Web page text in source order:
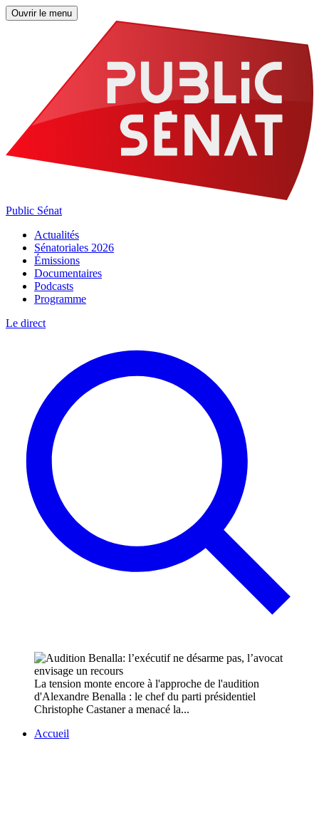
Ouvrir le menu
Public Sénat
Actualités
Sénatoriales 2026
Émissions
Documentaires
Podcasts
Programme
Le direct
La tension monte encore à l'approche de l'audition
d'Alexandre Benalla : le chef du parti présidentiel
Christophe Castaner a menacé la...
Accueil